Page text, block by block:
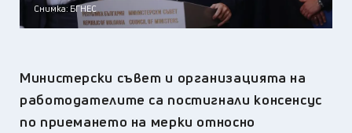
Снимка: БГНЕС
Министерски съвет и организацията на
работодателите са постигнали консенсус
по приемането на мерки относно